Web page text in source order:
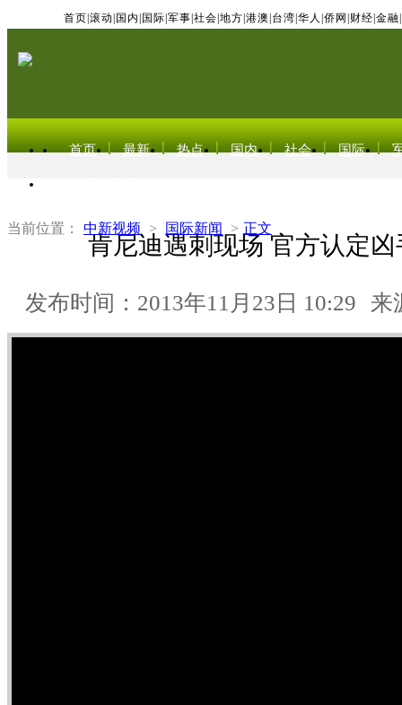
首页 滚动 国内 国际 军事 社会 地方 港澳 台湾 华人 侨网 财经 金融
首页 最新 热点 国内 社会 国际
当前位置： 中新视频 > 国际新闻 > 正文
肯尼迪遇刺现场 官方认定
发布时间：2013年11月23日 10:29 来